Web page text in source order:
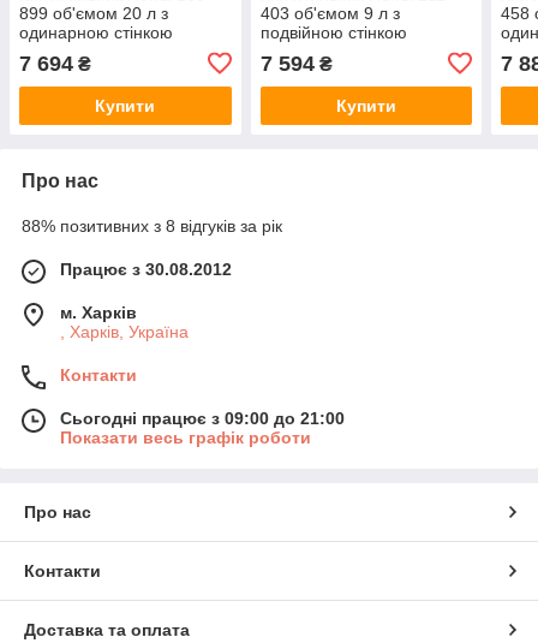
899 об'ємом 20 л з
одинарною стінкою
7 694 ₴
Купити
403 об'ємом 9 л з
подвійною стінкою
7 594₴
Купити
458
7
Про нас
88% позитивних з 8 відгуків за рік
Працює з 30.08.2012
м. Харків
, Харків, Україна
Контакти
Сьогодні працює з 09:00 до 21:00
Показати весь графік роботи
Про нас
Контакти
Доставка та оплата